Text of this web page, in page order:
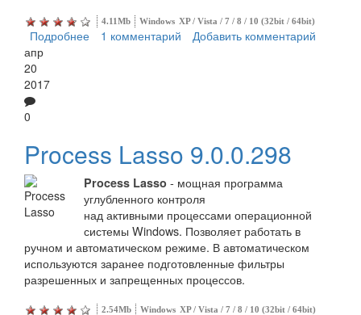
4.11Mb Windows XP / Vista / 7 / 8 / 10 (32bit / 64bit)
Подробнее о AnVir Task Manager
1 комментарий
Добавить комментарий
апр
20
2017
0
Process Lasso 9.0.0.298
Process Lasso - мощная программа
углубленного контроля
над активными процессами операционной
системы Windows. Позволяет работать в
ручном и автоматическом режиме. В автоматическом
используются заранее подготовленные фильтры
разрешенных и запрещенных процессов.
2.54Mb Windows XP / Vista / 7 / 8 / 10 (32bit / 64bit)